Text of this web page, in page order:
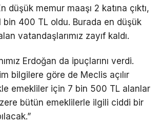
düşük memur maaşı 2 katına çıktı,
bin 400 TL oldu. Burada en düşük
vatandaşlarımız zayıf kaldı.
Erdoğan da ipuçlarını verdi.
bilgilere göre de Meclis açılır
emekliler için 7 bin 500 TL alanlar
bütün emeklilerle ilgili ciddi bir